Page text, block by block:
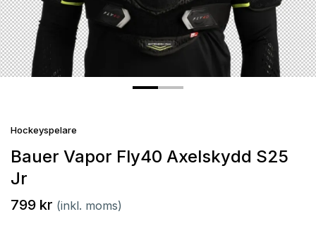
Hockeyspelare
Bauer Vapor Fly40 Axelskydd S25
Jr
799 kr (inkl. moms)